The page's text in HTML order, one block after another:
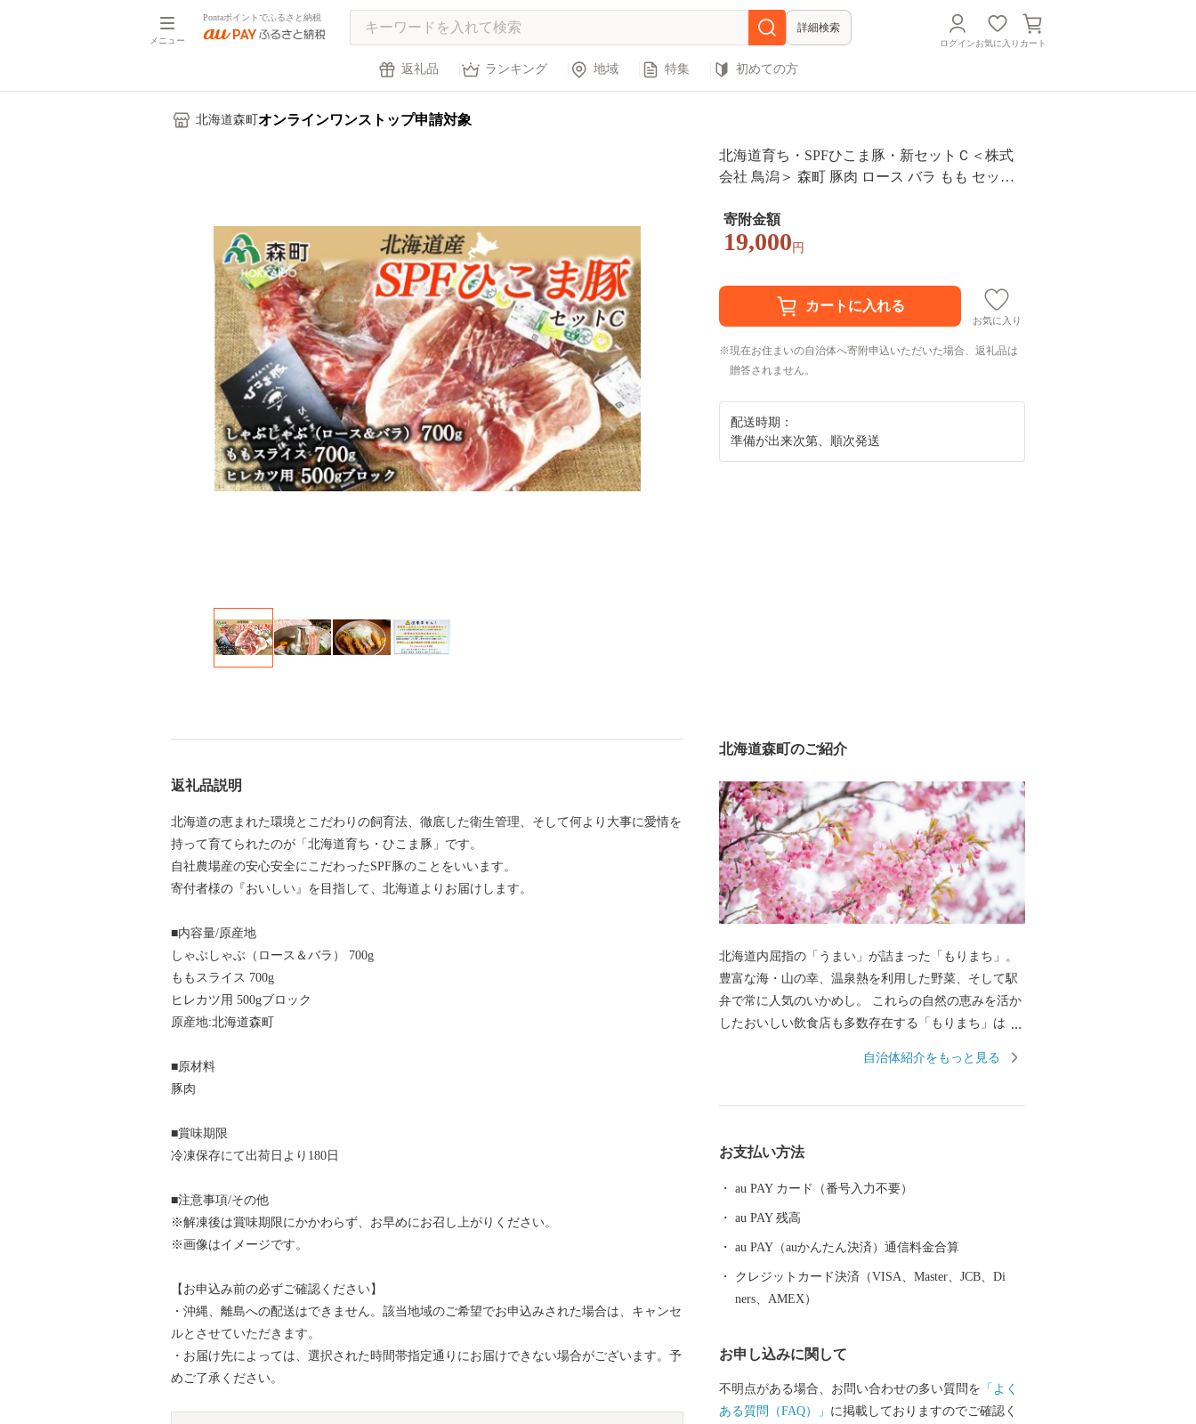
メニュー
Pontaポイントでふるさと納税
詳細検索
ログインお気に入り カート
返礼品 ランキング 地域 特集 初めての方
北海道森町 オンラインワンストップ申請対象
北海道育ち・SPFひこま豚・新セットＣ＜株式
会社 鳥潟＞ 森町 豚肉 ロース バラ もも セット
1-1149
寄附金額
19,000 円
お気に入り
現在お住まいの自治体へ寄附申込いただいた場合、返礼品は
贈答されません。
配送時期：
準備が出来次第、順次発送
返礼品説明
北海道の恵まれた環境とこだわりの飼育法、徹底した衛生管理、そして何より大事に愛情を
持って育てられたのが「北海道育ち・ひこま豚」です。
自社農場産の安心安全にこだわったSPF豚のことをいいます。
寄付者様の『おいしい』を目指して、北海道よりお届けします。
■内容量/原産地
しゃぶしゃぶ（ロース＆バラ） 700g
ももスライス 700g
ヒレカツ用 500gブロック
原産地:北海道森町
■原材料
豚肉
■賞味期限
冷凍保存にて出荷日より180日
■注意事項/その他
※解凍後は賞味期限にかかわらず、お早めにお召し上がりください。
※画像はイメージです。
【お申込み前の必ずご確認ください】
・沖縄、離島への配送はできません。該当地域のご希望でお申込みされた場合は、キャンセ
ルとさせていただきます。
・お届け先によっては、選択された時間帯指定通りにお届けできない場合がございます。予
めご了承ください。
北海道森町のご紹介
北海道内屈指の「うまい」が詰まった「もりまち」。
豊富な海・山の幸、温泉熱を利用した野菜、そして駅
弁で常に人気のいかめし。 これらの自然の恵みを活か
したおいしい飲食店も多数存在する「もりまち」は、
道」の海上路桟橋跡地などの、貴重な史跡が多く点在
します。 また、桜の名所として1,000本以上の桜が咲き
す。
自治体紹介をもっと見る
お支払い方法
au PAY カード（番号入力不要）
au PAY 残高
au PAY（auかんたん決済）通信料金合算
クレジットカード決済（VISA、Master、JCB、Di
ners、AMEX）
お申し込みに関して
不明点がある場合、お問い合わせの多い質問を 「よく
ある質問（FAQ）」 に掲載しておりますのでご確認く